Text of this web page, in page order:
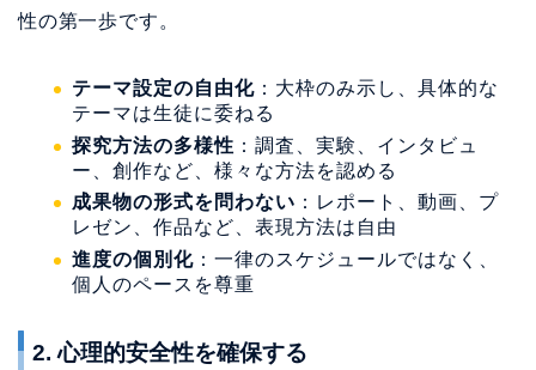
性の第一歩です。
テーマ設定の自由化 ：大枠のみ示し、具体的な
テーマは生徒に委ねる
探究方法の多様性 ：調査、実験、インタビュ
ー、創作など、様々な方法を認める
成果物の形式を問わない ：レポート、動画、プ
レゼン、作品など、表現方法は自由
進度の個別化 ：一律のスケジュールではなく、
個人のペースを尊重
2. 心理的安全性を確保する